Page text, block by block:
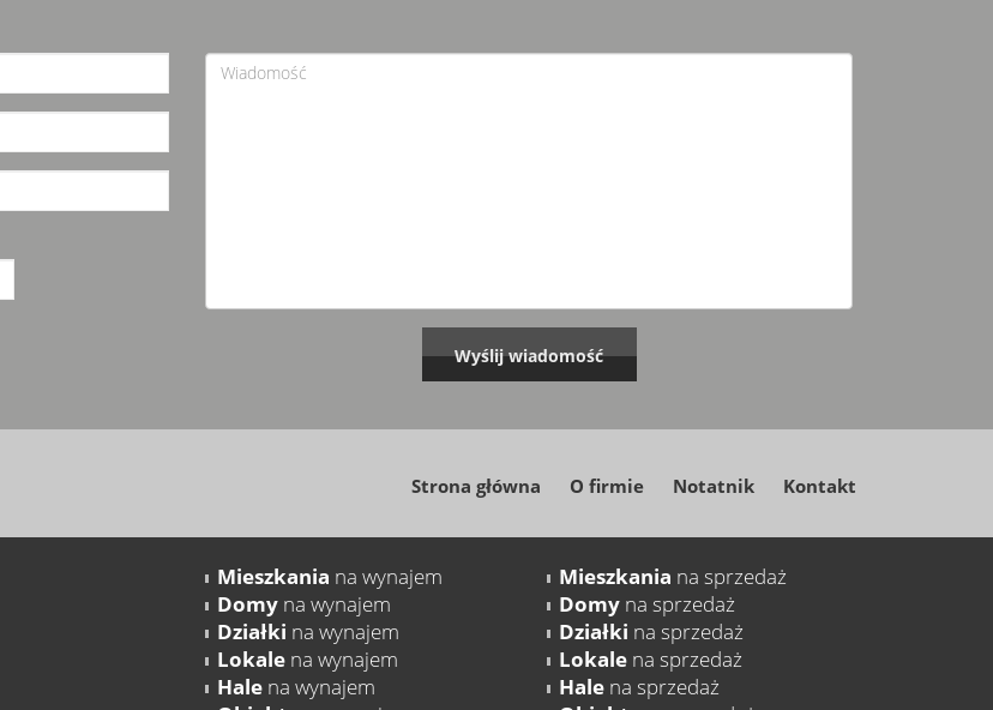
Strona główna O firmie Notatnik Kontakt
Mieszkania na wynajem
Domy na wynajem
Działki na wynajem
Lokale na wynajem
Hale na wynajem
Mieszkania na sprzedaż
Domy na sprzedaż
Działki na sprzedaż
Lokale na sprzedaż
Hale na sprzedaż